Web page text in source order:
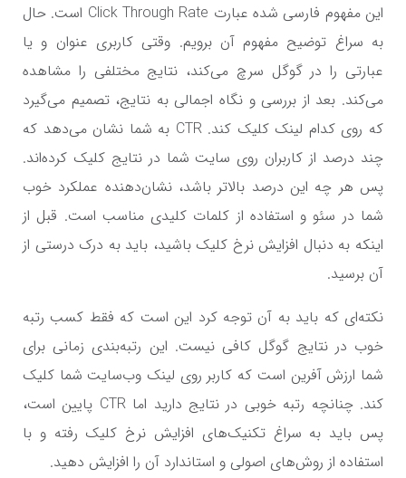
این مفهوم فارسی شده عبارت Click Through Rate است. حال
به سراغ توضیح مفهوم آن برویم. وقتی کاربری عنوان و یا
عبارتی را در گوگل سرچ می‌کند، نتایج مختلفی را مشاهده
می‌کند. بعد از بررسی و نگاه اجمالی به نتایج، تصمیم می‌گیرد
که روی کدام لینک کلیک کند.CTR به شما نشان می‌دهد که
چند درصد از کاربران روی سایت شما در نتایج کلیک کرده‌اند.
پس هر چه این درصد بالاتر باشد، نشان‌دهنده عملکرد خوب
شما در سئو و استفاده از کلمات کلیدی مناسب است. قبل از
اینکه به دنبال افزایش نرخ کلیک باشید، باید به درک درستی از
آن برسید.
نکته‌ای که باید به آن توجه کرد این است که فقط کسب رتبه
خوب در نتایج گوگل کافی نیست. این رتبه‌بندی زمانی برای
شما ارزش آفرین است که کاربر روی لینک وب‌سایت شما کلیک
کند. چنانچه رتبه خوبی در نتایج دارید اماCTR پایین است،
پس باید به سراغ تکنیک‌های افزایش نرخ کلیک رفته و با
استفاده از روش‌های اصولی و استاندارد آن را افزایش دهید.